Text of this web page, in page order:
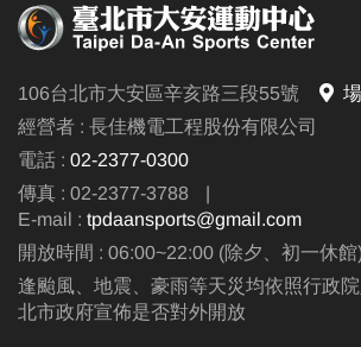
106台北市大安區辛亥路三段55號
經營者 : 長佳機電工程股份有限公司
電話 : 02-2377-0300
傳真 : 02-2377-3788
|
E-mail : tpdaansports@gmail.com
開放時間 : 06:00~22:00 (除夕、初一休館
逢颱風、地震、豪雨等天災均依照行政
北市政府宣佈是否對外開放